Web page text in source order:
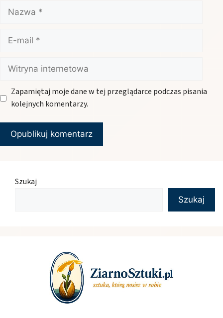
Nazwa
mail
Witryna
internetowa
Zapamiętaj moje dane w tej przeglądarce podczas pisania
kolejnych komentarzy.
Szukaj
Szukaj